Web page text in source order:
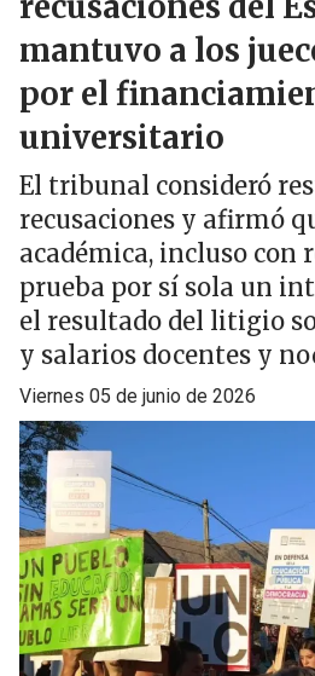
mantuvo a los
por el
universitario
El tribunal consideró
recusaciones y afirmó
académica, incluso con
prueba por sí sola un
el resultado del litigio
y salarios docentes y
viernes 05 de junio de 2026